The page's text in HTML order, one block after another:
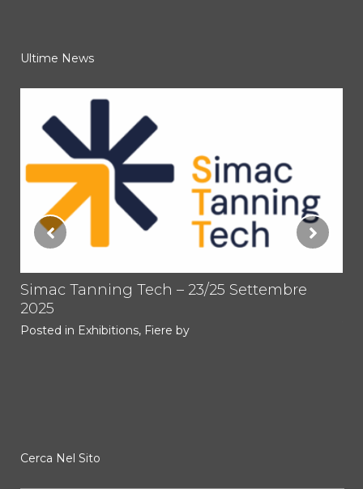
Ultime News
Simac Tanning Tech – 23/25 Settembre
2025
Posted in Exhibitions, Fiere by
Cerca Nel Sito